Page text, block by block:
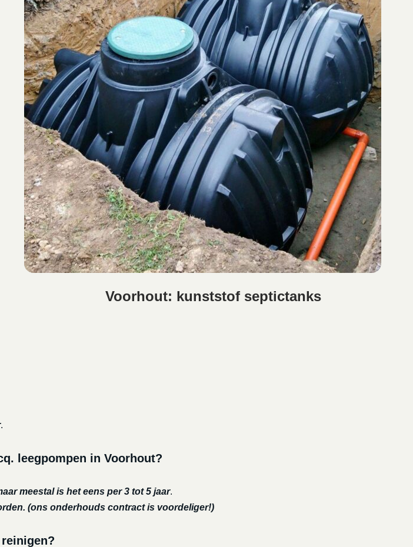
Voorhout: kunststof septictanks
.
leegpompen in Voorhout?
meestal is het eens per 3 tot 5 jaar.
(ons onderhouds contract is voordeliger!)